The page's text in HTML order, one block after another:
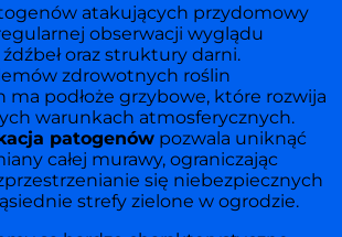
atakujących przydomowy
obserwacji wyglądu
oraz struktury darni.
zdrowotnych roślin
ma podłoże grzybowe, które rozwija
warunkach atmosferycznych.
patogenów pozwala uniknąć
całej murawy, ograniczając
się niebezpiecznych
strefy zielone w ogrodzie.